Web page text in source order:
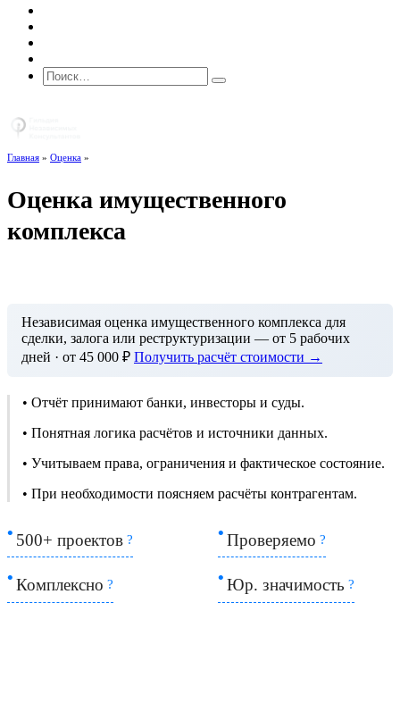
Поиск по сайту
Главная » Оценка »
Оценка имущественного
комплекса
Независимая оценка имущественного комплекса для
сделки, залога или реструктуризации — от 5 рабочих
дней · от 45 000 ₽ Получить расчёт стоимости →
• Отчёт принимают банки, инвесторы и суды.
• Понятная логика расчётов и источники данных.
• Учитываем права, ограничения и фактическое состояние.
• При необходимости поясняем расчёты контрагентам.
500+ проектов ? Проверяемо ?
Комплексно ? Юр. значимость ?